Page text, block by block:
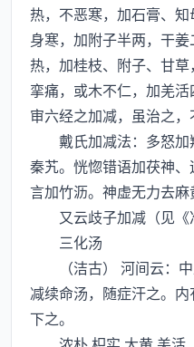
热，不恶寒，加石膏、
身寒，加附子半两，干
热，加桂枝、附子、甘
挛痛，或木不仁，加羌
审六经之加减，虽治之，
戴氏加减法：多怒加
秦艽。恍惚错语加茯神
言加竹沥。神虚无力去麻
又云歧子加减（见《
三化汤
（洁古） 河间云：中
减续命汤，随症汗之。
下之。